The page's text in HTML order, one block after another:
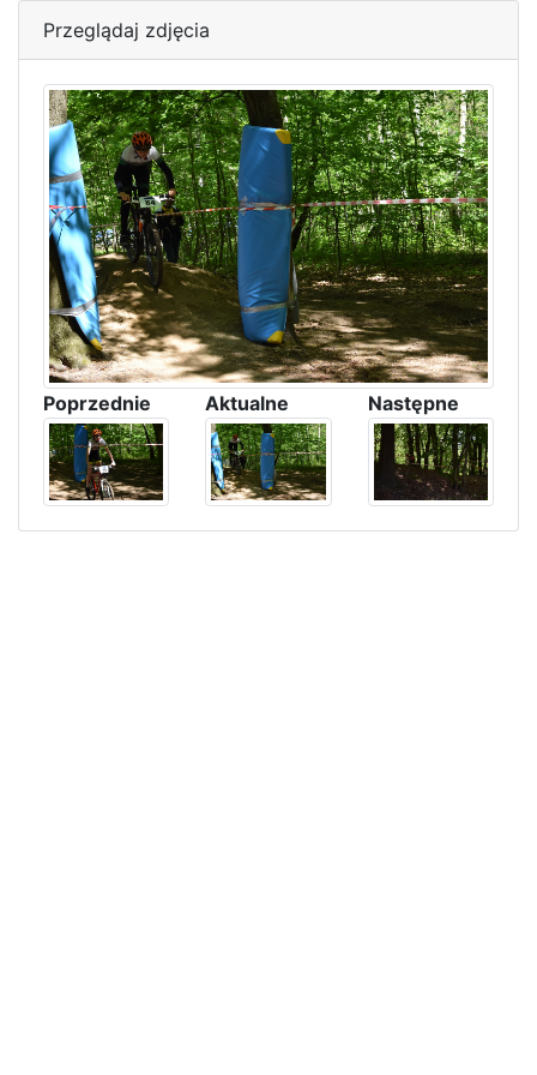
Przeglądaj zdjęcia
Poprzednie Aktualne Następne